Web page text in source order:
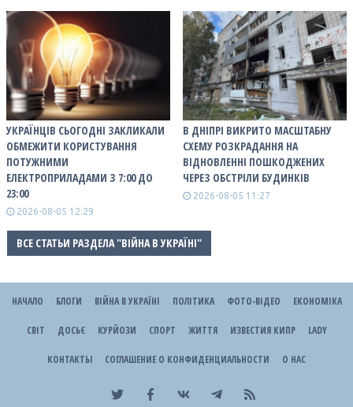
УКРАЇНЦІВ СЬОГОДНІ ЗАКЛИКАЛИ
ОБМЕЖИТИ КОРИСТУВАННЯ
ПОТУЖНИМИ
ЕЛЕКТРОПРИЛАДАМИ З 7:00 ДО
23:00
2026-08-05 12:29
В ДНІПРІ ВИКРИТО МАСШТАБНУ
СХЕМУ РОЗКРАДАННЯ НА
ВІДНОВЛЕННІ ПОШКОДЖЕНИХ
ЧЕРЕЗ ОБСТРІЛИ БУДИНКІВ
2026-08-05 11:27
ВСЕ СТАТЬИ РАЗДЕЛА "ВІЙНА В УКРАЇНІ"
НАЧАЛО БЛОГИ ВІЙНА В УКРАЇНІ ПОЛІТИКА ФОТО-ВІДЕО ЕКОНОМІКА
СВІТ ДОСЬЄ КУРЙОЗИ СПОРТ ЖИТТЯ ИЗВЕСТИЯ КИПР LADY
КОНТАКТЫ СОГЛАШЕНИЕ О КОНФИДЕНЦИАЛЬНОСТИ О НАС